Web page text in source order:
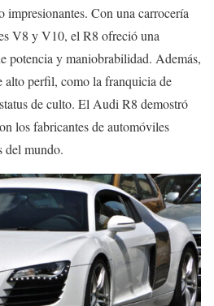
impresionantes. Con una carrocería
V8 y V10, el R8 ofreció una
potencia y maniobrabilidad. Además,
alto perfil, como la franquicia de
de culto. El Audi R8 demostró
los fabricantes de automóviles
del mundo.